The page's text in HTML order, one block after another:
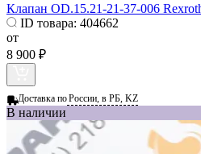
Клапан OD.15.21-21-37-006
ID товара: 404662
от
8 900 ₽
Доставка поРоссии, в РБ, KZ
В наличии